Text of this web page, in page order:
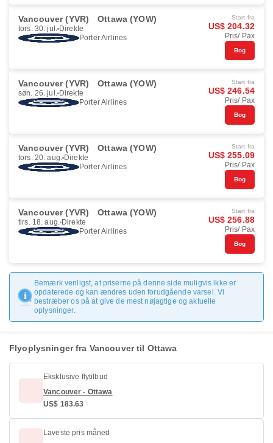
Vancouver (YVR) Ottawa (YOW)
tors. 30. jul. Direkte
Porter Airlines
Start fra
US$ 204.32
Pris/ Pax
Bog
Vancouver (YVR) Ottawa (YOW)
søn. 26. jul. Direkte
Porter Airlines
Start fra
US$ 246.54
Pris/ Pax
Bog
Vancouver (YVR) Ottawa (YOW)
tors. 20. aug. Direkte
Porter Airlines
Start fra
US$ 255.09
Pris/ Pax
Bog
Vancouver (YVR) Ottawa (YOW)
tirs. 18. aug. Direkte
Porter Airlines
Start fra
US$ 256.88
Pris/ Pax
Bog
Bemærk venligst, at priserne på denne side muligvis ikke er
opdaterede og kan ændres uden forudgående varsel. Vi
bestræber os på at give de mest nøjagtige og aktuelle
oplysninger.
Flyoplysninger fra Vancouver til Ottawa
Eksklusive flytilbud
Vancouver - Ottawa
US$ 183.63
Laveste pris måned